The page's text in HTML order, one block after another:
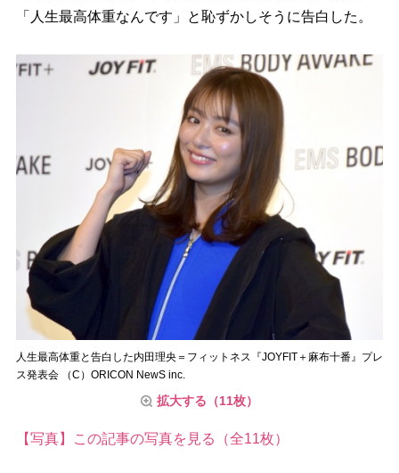
「人生最高体重なんです」と恥ずかしそうに告白した。
人生最高体重と告白した内田理央＝フィットネス『JOYFIT＋麻布十番』プレ
ス発表会 （C）ORICON NewS inc.
拡大する（11枚）
【写真】この記事の写真を見る（全11枚）